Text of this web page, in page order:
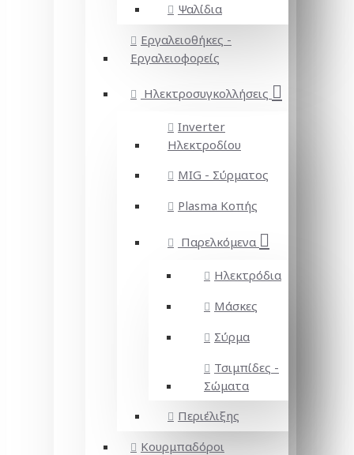
Ψαλίδια
Εργαλειοθήκες -
Εργαλειοφορείς
Ηλεκτροσυγκολλήσεις
Inverter
Ηλεκτροδίου
MIG - Σύρματος
Plasma Κοπής
Παρελκόμενα
Ηλεκτρόδια
Μάσκες
Σύρμα
Τσιμπίδες -
Σώματα
Περιέλιξης
Κουρμπαδόροι